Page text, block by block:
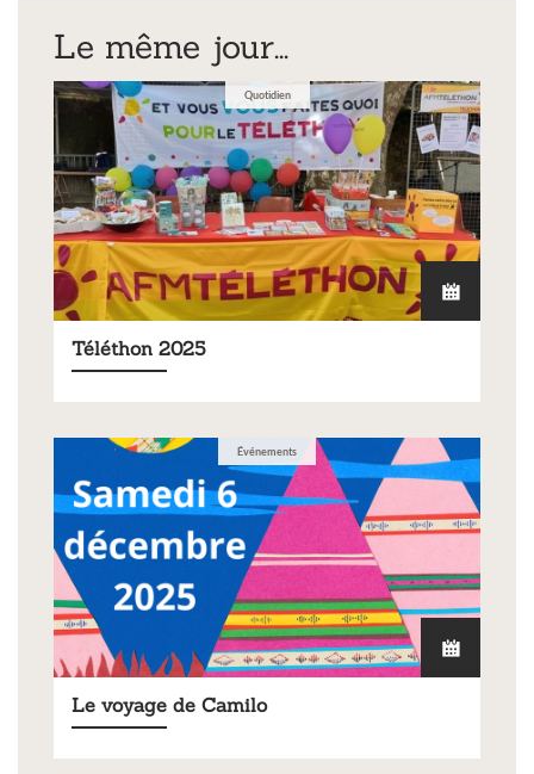
Le même jour...
Quotidien
Téléthon 2025
Événements
Le voyage de Camilo